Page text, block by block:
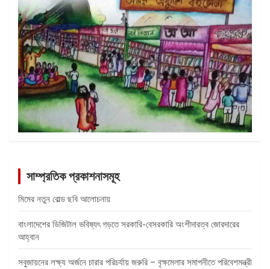
সাম্প্রতিক প্রকাশনাসমূহ
মিমের নতুন বোল্ড ছবি আলোচনায়
বাংলাদেশের ডিজিটাল ভবিষ্যৎ গড়তে সরকারি-বেসরকারি অংশীদারত্ব জোরদারের
আহ্বান
সবুজায়নের লক্ষ্য অর্জনে চারার পরিচর্যায় জরুরি – বৃক্ষমেলার সমাপনীতে পরিবেশমন্ত্রী